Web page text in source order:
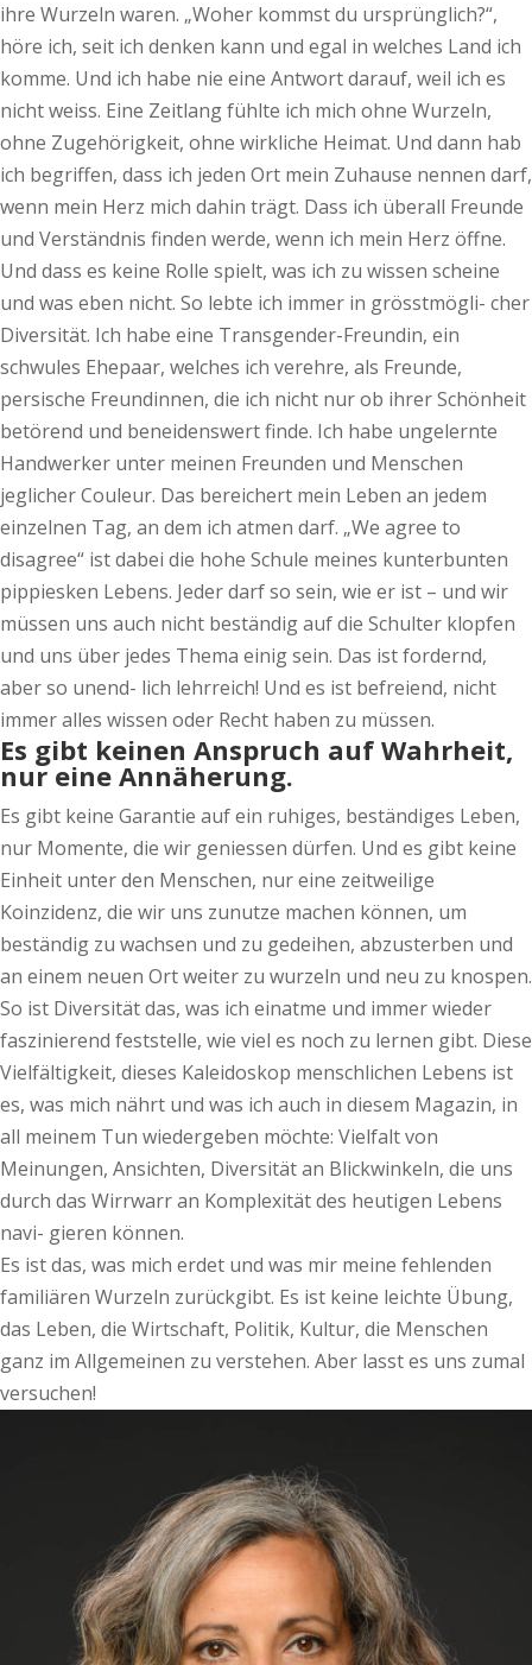
ihre Wurzeln waren. „Woher kommst du ursprünglich?“,
höre ich, seit ich denken kann und egal in welches Land ich
komme. Und ich habe nie eine Antwort darauf, weil ich es
nicht weiss. Eine Zeitlang fühlte ich mich ohne Wurzeln,
ohne Zugehörigkeit, ohne wirkliche Heimat. Und dann hab
ich begriffen, dass ich jeden Ort mein Zuhause nennen darf,
wenn mein Herz mich dahin trägt. Dass ich überall Freunde
und Verständnis finden werde, wenn ich mein Herz öffne.
Und dass es keine Rolle spielt, was ich zu wissen scheine
und was eben nicht. So lebte ich immer in grösstmögli- cher
Diversität. Ich habe eine Transgender-Freundin, ein
schwules Ehepaar, welches ich verehre, als Freunde,
persische Freundinnen, die ich nicht nur ob ihrer Schönheit
betörend und beneidenswert finde. Ich habe ungelernte
Handwerker unter meinen Freunden und Menschen
jeglicher Couleur. Das bereichert mein Leben an jedem
einzelnen Tag, an dem ich atmen darf. „We agree to
disagree“ ist dabei die hohe Schule meines kunterbunten
pippiesken Lebens. Jeder darf so sein, wie er ist – und wir
müssen uns auch nicht beständig auf die Schulter klopfen
und uns über jedes Thema einig sein. Das ist fordernd,
aber so unend- lich lehrreich! Und es ist befreiend, nicht
immer alles wissen oder Recht haben zu müssen.
Es gibt keinen Anspruch auf Wahrheit,
nur eine Annäherung.
Es gibt keine Garantie auf ein ruhiges, beständiges Leben,
nur Momente, die wir geniessen dürfen. Und es gibt keine
Einheit unter den Menschen, nur eine zeitweilige
Koinzidenz, die wir uns zunutze machen können, um
beständig zu wachsen und zu gedeihen, abzusterben und
an einem neuen Ort weiter zu wurzeln und neu zu knospen.
So ist Diversität das, was ich einatme und immer wieder
faszinierend feststelle, wie viel es noch zu lernen gibt. Diese
Vielfältigkeit, dieses Kaleidoskop menschlichen Lebens ist
es, was mich nährt und was ich auch in diesem Magazin, in
all meinem Tun wiedergeben möchte: Vielfalt von
Meinungen, Ansichten, Diversität an Blickwinkeln, die uns
durch das Wirrwarr an Komplexität des heutigen Lebens
navi- gieren können.
Es ist das, was mich erdet und was mir meine fehlenden
familiären Wurzeln zurückgibt. Es ist keine leichte Übung,
das Leben, die Wirtschaft, Politik, Kultur, die Menschen
ganz im Allgemeinen zu verstehen. Aber lasst es uns zumal
versuchen!